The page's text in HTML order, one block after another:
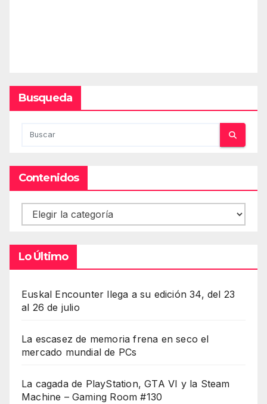
Busqueda
Contenidos
Contenidos
Lo Último
Euskal Encounter llega a su edición 34, del 23
al 26 de julio
La escasez de memoria frena en seco el
mercado mundial de PCs
La cagada de PlayStation, GTA VI y la Steam
Machine – Gaming Room #130